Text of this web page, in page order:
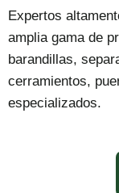
Expertos
amplia gama de
barandillas,
cerramientos,
especializados.